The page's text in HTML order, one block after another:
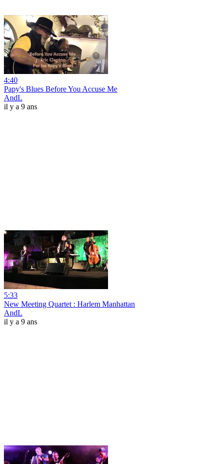
4:40
Papy's Blues Before You Accuse Me
AndL
il y a 9 ans
5:33
New Meeting Quartet : Harlem Manhattan
AndL
il y a 9 ans